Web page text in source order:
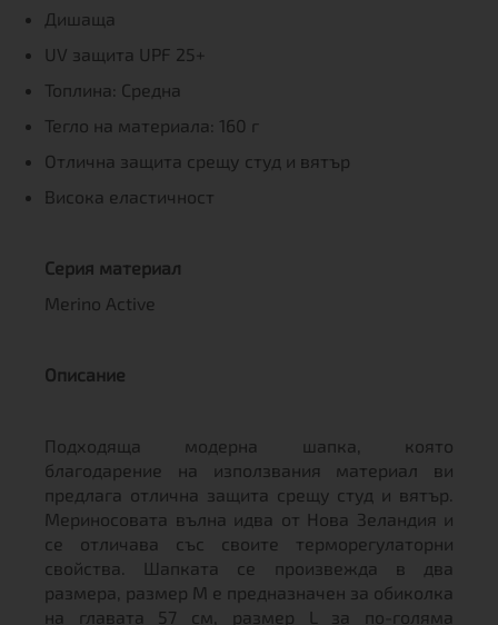
Дишаща
UV защита UPF 25+
Топлина: Средна
Тегло на материала: 160 г
Отлична защита срещу студ и вятър
Висока еластичност
Серия материал
Merino Active
Описание
Подходяща модерна шапка, която
благодарение на използвания материал ви
предлага отлична защита срещу студ и вятър.
Мериносовата вълна идва от Нова Зеландия и
се отличава със своите терморегулаторни
свойства. Шапката се произвежда в два
размера, размер M е предназначен за обиколка
на главата 57 см, размер L за по-голяма